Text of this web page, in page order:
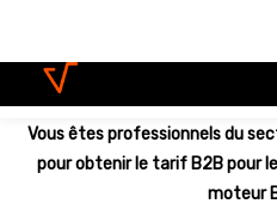
Vous êtes professionnels du
pour obtenir le tarif B2B pour
moteur
options
Clear
All